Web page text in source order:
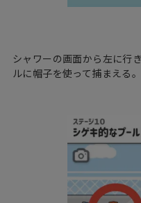
シャワーの画面から左に行
ルに帽子を使って捕まえる。